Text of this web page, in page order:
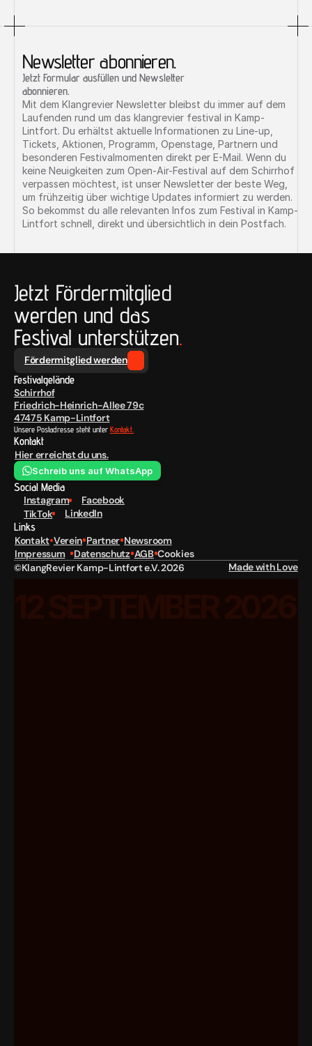
Home/01
Newsroom/02
Services/03
Works/04
Blog /05
Mit dem Klangrevier Newsletter bleibst du immer auf dem
Laufenden rund um das klangrevier festival in Kamp-
Lintfort. Du erhältst aktuelle Informationen zu Line-up,
Tickets, Aktionen, Programm, Openstage, Partnern und
besonderen Festivalmomenten direkt per E-Mail. Wenn du
keine Neuigkeiten zum Open-Air-Festival auf dem Schirrhof
verpassen möchtest, ist unser Newsletter der beste Weg,
um frühzeitig über wichtige Updates informiert zu werden.
So bekommst du alle relevanten Infos zum Festival in Kamp-
Lintfort schnell, direkt und übersichtlich in dein Postfach.
Newsletter abonnieren.
Jetzt Formular ausfüllen und Newsletter
abonnieren.
Jetzt Fördermitglied
werden und das
Festival unterstützen.
Fördermitglied werden
Festivalgelände
Schirrhof
Friedrich-Heinrich-Allee 79c
47475 Kamp-Lintfort
Unsere Postadresse steht unter Kontakt.
Kontakt
Hier erreichst du uns.
Schreib uns auf WhatsApp
Social Media
Instagram
Facebook
TikTok
LinkedIn
Links
Kontakt Verein Partner Newsroom
Impressum
Datenschutz AGB Cookies
©KlangRevier Kamp-Lintfort e.V. 2026
Made with Love